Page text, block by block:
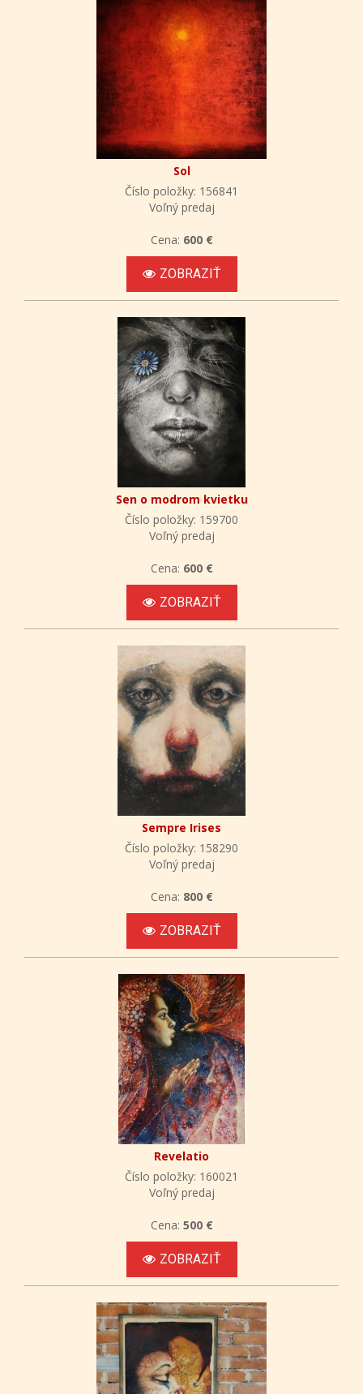
Sol
Číslo položky: 156841
Voľný predaj
Cena: 600 €
ZOBRAZIŤ
Sen o modrom kvietku
Číslo položky: 159700
Voľný predaj
Cena: 600 €
ZOBRAZIŤ
Sempre Irises
Číslo položky: 158290
Voľný predaj
Cena: 800 €
ZOBRAZIŤ
Revelatio
Číslo položky: 160021
Voľný predaj
Cena: 500 €
ZOBRAZIŤ